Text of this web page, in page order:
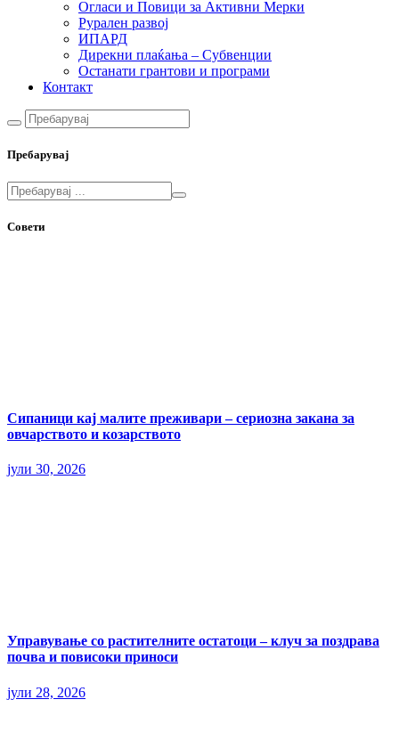
Огласи и Повици за Активни Мерки
Рурален развој
ИПАРД
Дирекни плаќања – Субвенции
Останати грантови и програми
Контакт
Пребарувај
Совети
Сипаници кај малите преживари – сериозна закана за
овчарството и козарството
јули 30, 2026
Управување со растителните остатоци – клуч за поздрава
почва и повисоки приноси
јули 28, 2026